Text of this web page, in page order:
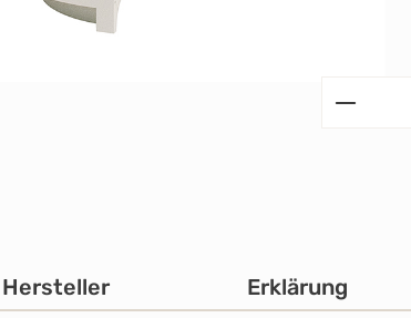
Hersteller Erklärung